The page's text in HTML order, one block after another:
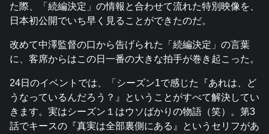
た際、「続編決定」の情報と合わせて流れた特別映像を、
日本初公開でいち早く見ることができたのだ。
改めて中澤監督の口から告げられた「続編決定」の言葉
に、客席からはこの日一番の大きな拍手が巻き起こった。
24日のイベントでは、「シーズン1で感じた『あれは、ど
うなっているんだろう？』ということがすべて解決してい
きます。実はシーズン１はウソばかりの物語（笑）。第3
話でキースの『真実は全部裏側にある』というセリフがあ